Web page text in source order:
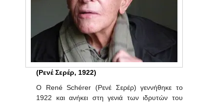
(Ρενέ Σερέρ, 1922)
Ο
René Schérer (Ρενέ Σερέρ) γεννήθηκε το
1922 και ανήκει στη γενιά των ιδρυτών του